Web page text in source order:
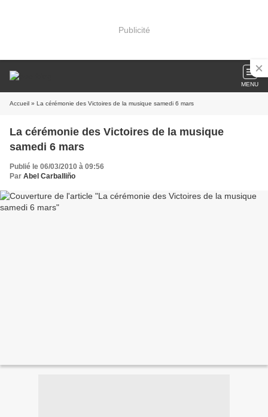
Publicité
MENU
Accueil » La cérémonie des Victoires de la musique samedi 6 mars
La cérémonie des Victoires de la musique
samedi 6 mars
Publié le 06/03/2010 à 09:56
Par Abel Carballiño